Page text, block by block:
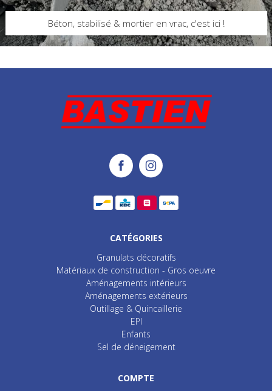
Béton, stabilisé & mortier en vrac, c'est ici !
CATÉGORIES
Granulats décoratifs
Matériaux de construction - Gros oeuvre
Aménagements intérieurs
Aménagements extérieurs
Outillage & Quincaillerie
EPI
Enfants
Sel de déneigement
COMPTE